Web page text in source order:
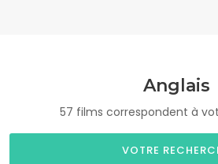
Anglais
57 films correspondent à
VOTRE